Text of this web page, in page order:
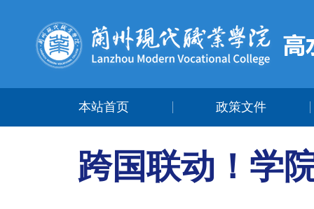
本站首页 政策文件
跨国联动！学